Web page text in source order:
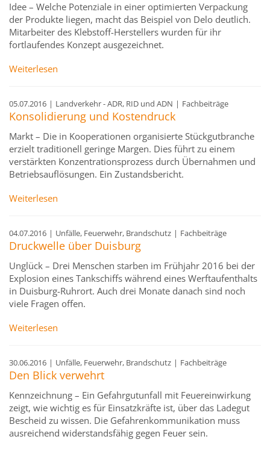
Idee – Welche Potenziale in einer optimierten Verpackung
der Produkte liegen, macht das Beispiel von Delo deutlich.
Mitarbeiter des Klebstoff-Herstellers wurden für ihr
fortlaufendes Konzept ausgezeichnet.
Weiterlesen
05.07.2016 | Landverkehr - ADR, RID und ADN | Fachbeiträge
Konsolidierung und Kostendruck
Markt – Die in Kooperationen organisierte Stückgutbranche
erzielt traditionell geringe Margen. Dies führt zu einem
verstärkten Konzentrationsprozess durch Übernahmen und
Betriebsauflösungen. Ein Zustandsbericht.
Weiterlesen
04.07.2016 | Unfälle, Feuerwehr, Brandschutz | Fachbeiträge
Druckwelle über Duisburg
Unglück – Drei Menschen starben im Frühjahr 2016 bei der
Explosion eines Tankschiffs während eines Werftaufenthalts
in Duisburg-Ruhrort. Auch drei Monate danach sind noch
viele Fragen offen.
Weiterlesen
30.06.2016 | Unfälle, Feuerwehr, Brandschutz | Fachbeiträge
Den Blick verwehrt
Kennzeichnung – Ein Gefahrgutunfall mit Feuereinwirkung
zeigt, wie wichtig es für Einsatzkräfte ist, über das Ladegut
Bescheid zu wissen. Die Gefahrenkommunikation muss
ausreichend widerstandsfähig gegen Feuer sein.